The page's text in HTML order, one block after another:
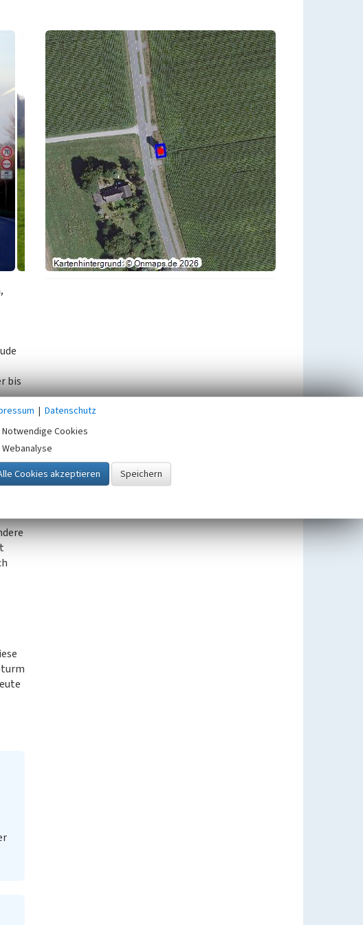
bis
| Datenschutz
Notwendige Cookies
Webanalyse